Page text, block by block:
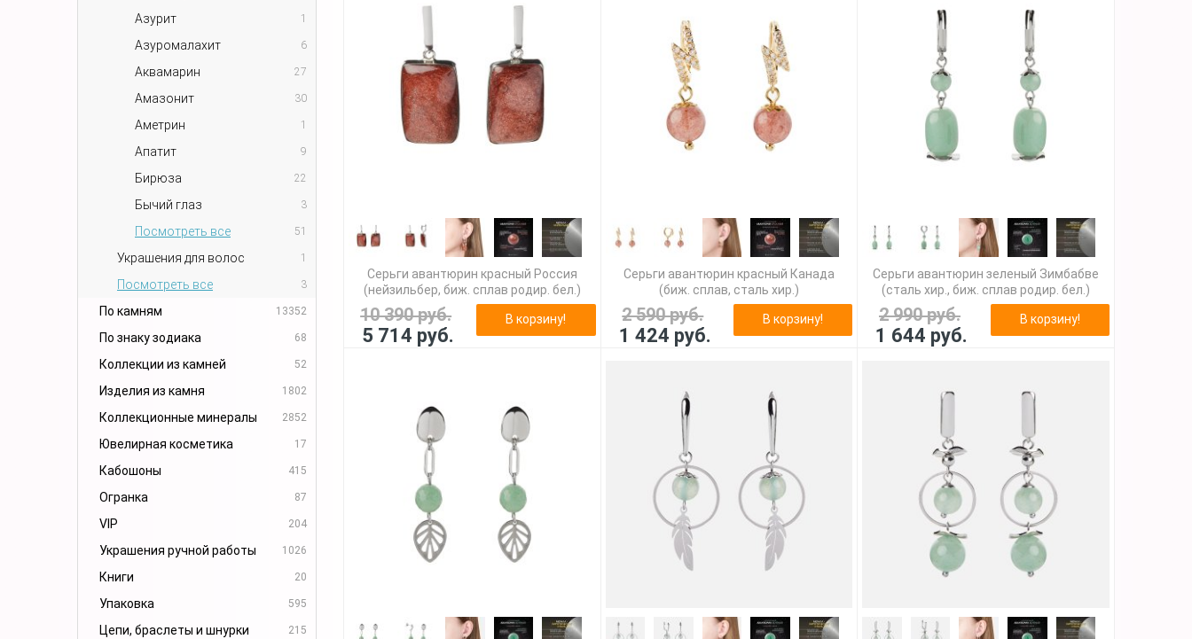
Азурит 1
Азуромалахит 6
Аквамарин 27
Амазонит 30
Аметрин 1
Апатит 9
Бирюза 22
Бычий глаз 3
Посмотреть все 51
Украшения для волос 1
Посмотреть все 3
По камням 13352
По знаку зодиака 68
Коллекции из камней 52
Изделия из камня 1802
Коллекционные минералы 2852
Ювелирная косметика 17
Кабошоны 415
Огранка 87
VIP 204
Украшения ручной работы 1026
Книги 20
Упаковка 595
Цепи, браслеты и шнурки 215
Серьги авантюрин красный Россия
(нейзильбер, биж. сплав родир. бел.)
10 390 руб.
5 714 руб.
В корзину!
Серьги авантюрин красный Канада
(биж. сплав, сталь хир.)
2 590 руб.
1 424 руб.
В корзину!
Серьги авантюрин зеленый Зимбабве
(сталь хир., биж. сплав родир. бел.)
2 990 руб.
1 644 руб.
В корзину!